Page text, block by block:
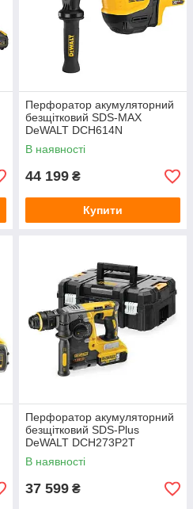
Перфоратор акумуляторний
безщітковий SDS-MAX
DeWALT DCH614N
В наявності
44 199 ₴
Купити
Перфоратор акумуляторний
безщітковий SDS-Plus
DeWALT DCH273P2T
В наявності
37 599 ₴